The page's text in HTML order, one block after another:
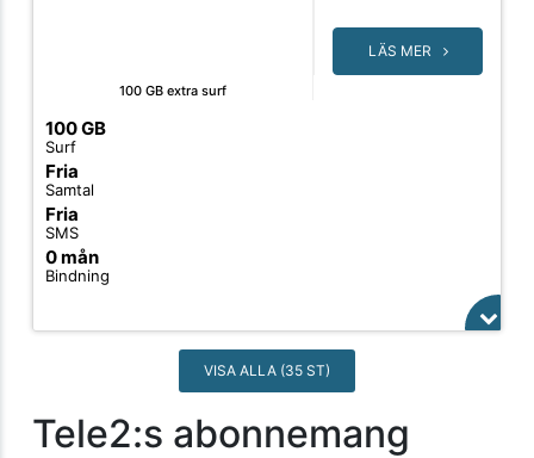
100 GB extra surf
100 GB
Surf
Fria
Samtal
Fria
SMS
0 mån
Bindning
LÄS MER
VISA ALLA (35 ST)
Tele2:s abonnemang